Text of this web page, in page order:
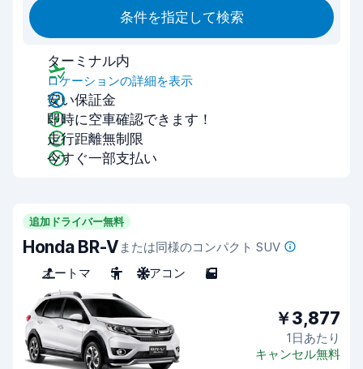
条件を指定して検索
ターミナル内
ロケーションの詳細を表示
安い保証金
即時に空車確認できます！
走行距離無制限
今すぐ一部支払い
追加ドライバー無料
Honda BR-V または同様のコンパクト SUV
オートマ
5 エアコン 5
￥3,877
1日あたり
キャンセル無料